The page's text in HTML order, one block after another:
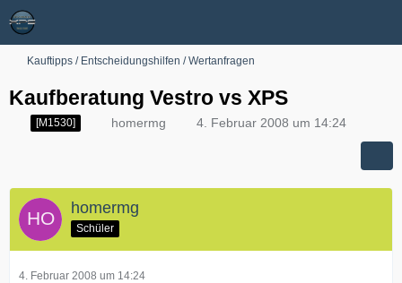
Kauftipps / Entscheidungshilfen / Wertanfragen
Kaufberatung Vestro vs XPS
[M1530] homermg 4. Februar 2008 um 14:24
homermg
Schüler
4. Februar 2008 um 14:24